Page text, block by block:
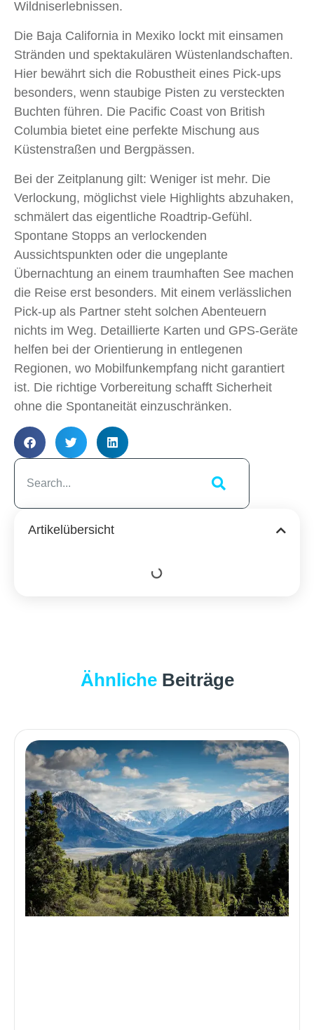
Wildniserlebnissen.
Die Baja California in Mexiko lockt mit einsamen
Stränden und spektakulären Wüstenlandschaften.
Hier bewährt sich die Robustheit eines Pick-ups
besonders, wenn staubige Pisten zu versteckten
Buchten führen. Die Pacific Coast von British
Columbia bietet eine perfekte Mischung aus
Küstenstraßen und Bergpässen.
Bei der Zeitplanung gilt: Weniger ist mehr. Die
Verlockung, möglichst viele Highlights abzuhaken,
schmälert das eigentliche Roadtrip-Gefühl.
Spontane Stopps an verlockenden
Aussichtspunkten oder die ungeplante
Übernachtung an einem traumhaften See machen
die Reise erst besonders. Mit einem verlässlichen
Pick-up als Partner steht solchen Abenteuern
nichts im Weg. Detaillierte Karten und GPS-Geräte
helfen bei der Orientierung in entlegenen
Regionen, wo Mobilfunkempfang nicht garantiert
ist. Die richtige Vorbereitung schafft Sicherheit
ohne die Spontaneität einzuschränken.
Artikelübersicht
ÄhnlicheBeiträge